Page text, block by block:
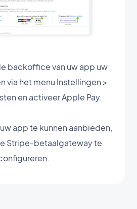
backoffice van uw app uw
via het menu Instellingen >
en activeer Apple Pay.
app te kunnen aanbieden,
Stripe-betaalgateway te